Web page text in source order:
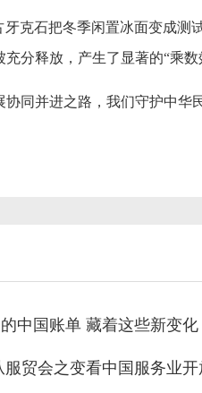
牙克石把冬季闲置冰面变成
分释放，产生了显著的“乘数
同并进之路，我们守护中华
中国账单 藏着这些新变化
贸会之变看中国服务业开